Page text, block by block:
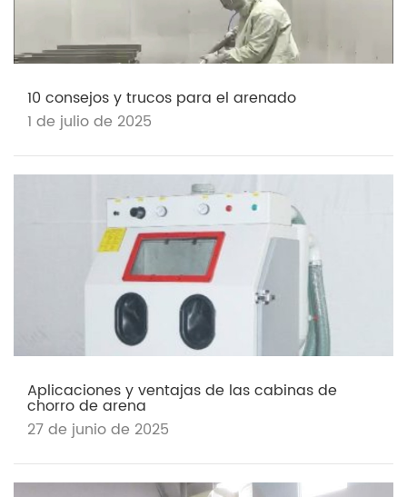
10 consejos y trucos para el arenado
1 de julio de 2025
Aplicaciones y ventajas de las cabinas de
chorro de arena
27 de junio de 2025